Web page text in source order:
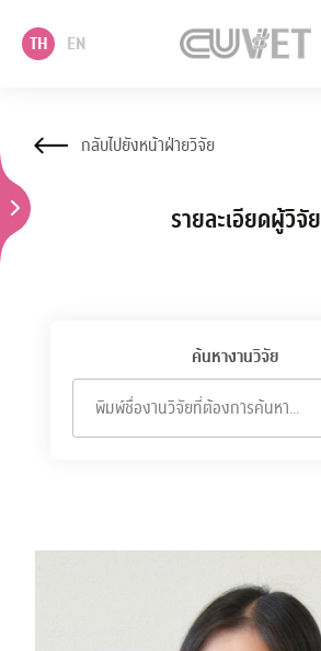
TH EN
วิชาการ
นโยบาย แผนและบริการวิชาการ
บริการ
ติดต่อเรา
กลับไปยังหน้าฝ่ายวิจัย
รายละเอียดผู้วิจัย
ค้นหางานวิจัย
พิมพ์ชื่องานวิจัยที่ต้องการค้นหา...